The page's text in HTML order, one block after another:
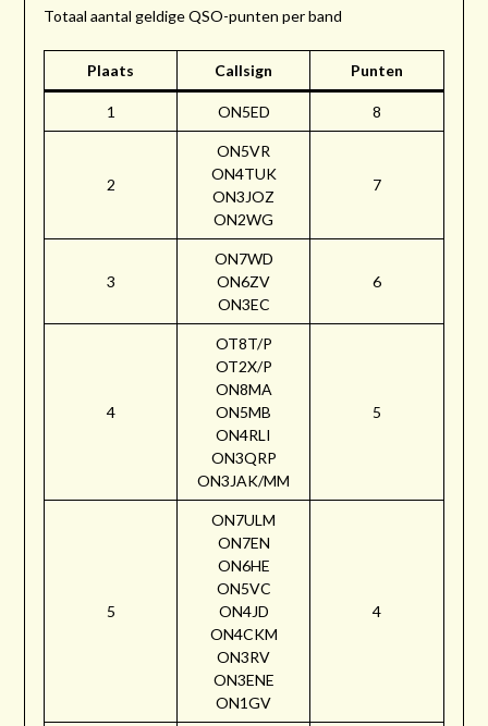
Totaal aantal geldige QSO-punten per band
Plaats Callsign Punten
1 ON5ED 8
2
ON5VR
ON4TUK
ON3JOZ
ON2WG
7
3
ON7WD
ON6ZV
ON3EC
6
4
OT8T/P
OT2X/P
ON8MA
ON5MB
ON4RLI
ON3QRP
ON3JAK/MM
5
5
ON7ULM
ON7EN
ON6HE
ON5VC
ON4JD
ON4CKM
ON3RV
ON3ENE
ON1GV
4